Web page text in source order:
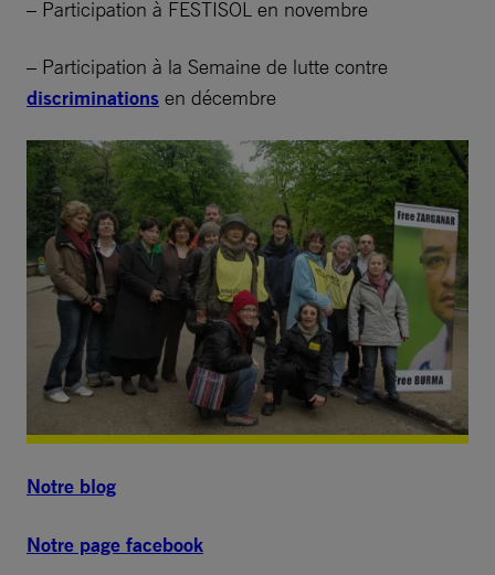
– Participation à FESTISOL en novembre
– Participation à la Semaine de lutte contre
discriminations en décembre
Notre blog
Notre page facebook